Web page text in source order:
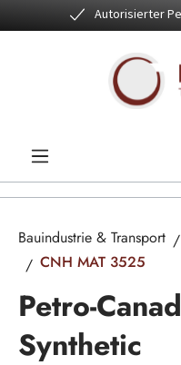
Zum Hauptinhalt springen
Autorisierter
Bauindustrie & Transport
CNH MAT 3525
Petro-
Synthetic